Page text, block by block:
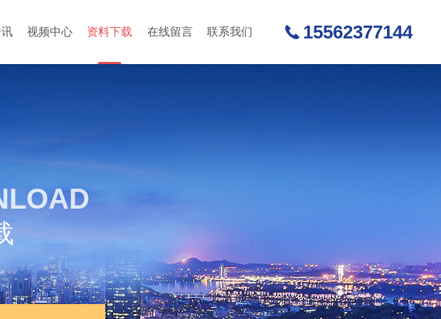
视频中心 资料下载 在线留言 联系我们 15562377144